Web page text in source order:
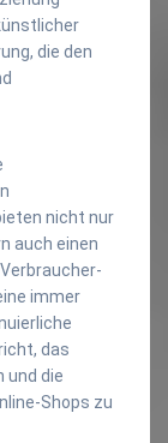
die den
nicht nur
auch einen
immer
das
und die
Shops zu